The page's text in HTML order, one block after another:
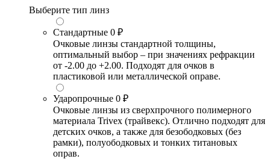
Выберите тип линз
Стандартные 0 ₽
Очковые линзы стандартной толщины,
оптимальный выбор – при значениях рефракции
от -2.00 до +2.00. Подходят для очков в
пластиковой или металлической оправе.
Ударопрочные 0 ₽
Очковые линзы из сверхпрочного полимерного
материала Trivex (трайвекс). Отлично подходят для
детских очков, а также для безободковых (без
рамки), полуободковых и тонких титановых
оправ.